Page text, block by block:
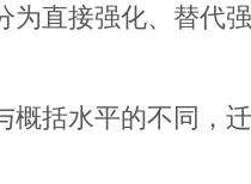
为直接强化、替代
概括水平的不同，